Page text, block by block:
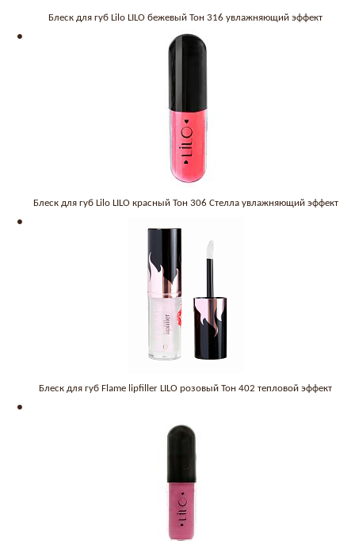
Блеск для губ Lilo LILO бежевый Тон 316 увлажняющий эффект
Блеск для губ Lilo LILO красный Тон 306 Стелла увлажняющий эффект
Блеск для губ Flame lipfiller LILO розовый Тон 402 тепловой эффект